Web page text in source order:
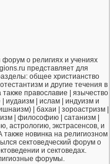
форум о религиях и учениях
представляет для
общее христианство
и другие течения в
также православие | язычество
иудаизм | ислам | индуизм и
| бахаи | зороастризм |
| философию | сатанизм |
астрологию, экстрасенсов, и
также новинка на религиозном
сектоведческий форум о
и сектоведах.
форумы.